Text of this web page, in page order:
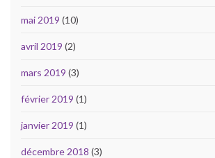
mai 2019 (10)
avril 2019 (2)
mars 2019 (3)
février 2019 (1)
janvier 2019 (1)
décembre 2018 (3)